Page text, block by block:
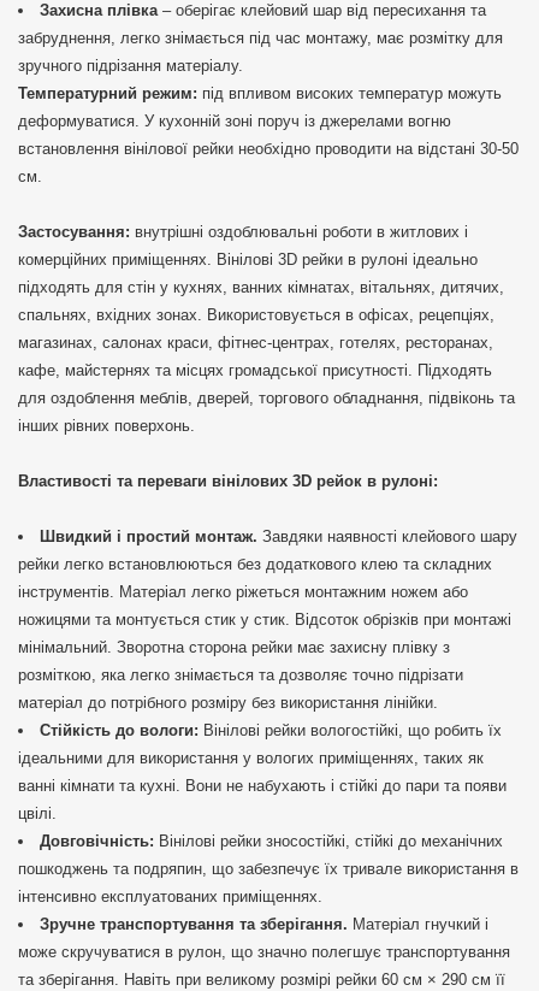
Захисна плівка – оберігає клейовий шар від пересихання та
забруднення, легко знімається під час монтажу, має розмітку для
зручного підрізання матеріалу.
Температурний режим: під впливом високих температур можуть
деформуватися. У кухонній зоні поруч із джерелами вогню
встановлення вінілової рейки необхідно проводити на відстані 30-50
см.
Застосування: внутрішні оздоблювальні роботи в житлових і
комерційних приміщеннях. Вінілові 3D рейки в рулоні ідеально
підходять для стін у кухнях, ванних кімнатах, вітальнях, дитячих,
спальнях, вхідних зонах. Використовується в офісах, рецепціях,
магазинах, салонах краси, фітнес-центрах, готелях, ресторанах,
кафе, майстернях та місцях громадської присутності. Підходять
для оздоблення меблів, дверей, торгового обладнання, підвіконь та
інших рівних поверхонь.
Властивості та переваги вінілових 3D рейок в рулоні:
Швидкий і простий монтаж. Завдяки наявності клейового шару
рейки легко встановлюються без додаткового клею та складних
інструментів. Матеріал легко ріжеться монтажним ножем або
ножицями та монтується стик у стик. Відсоток обрізків при монтажі
мінімальний. Зворотна сторона рейки має захисну плівку з
розміткою, яка легко знімається та дозволяє точно підрізати
матеріал до потрібного розміру без використання лінійки.
Стійкість до вологи: Вінілові рейки вологостійкі, що робить їх
ідеальними для використання у вологих приміщеннях, таких як
ванні кімнати та кухні. Вони не набухають і стійкі до пари та появи
цвілі.
Довговічність: Вінілові рейки зносостійкі, стійкі до механічних
пошкоджень та подряпин, що забезпечує їх тривале використання в
інтенсивно експлуатованих приміщеннях.
Зручне транспортування та зберігання. Матеріал гнучкий і
може скручуватися в рулон, що значно полегшує транспортування
та зберігання. Навіть при великому розмірі рейки 60 см × 290 см її